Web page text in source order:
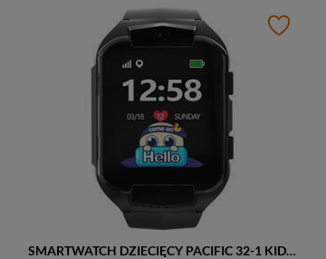
SMARTWATCH DZIECIĘCY PACIFIC 32-1 KIDS - CZARNY (sy028a)